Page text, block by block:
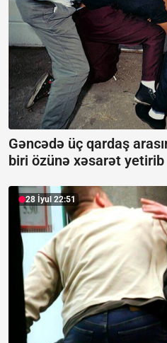
Gəncədə üç qardaş
biri özünə xəsarət yetirib
28 İyul 22:51